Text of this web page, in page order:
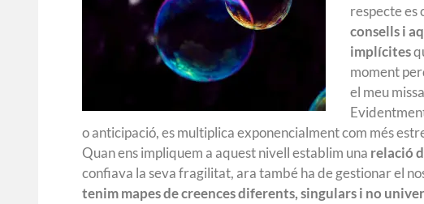
respecte es
consells i
implícites
moment
el meu
o anticipació, es multiplica exponencialment com més
Quan ens impliquem a aquest nivell establim una relació
confiava la seva fragilitat, ara també ha de gestionar el
tenim mapes de creences diferents, singulars i no